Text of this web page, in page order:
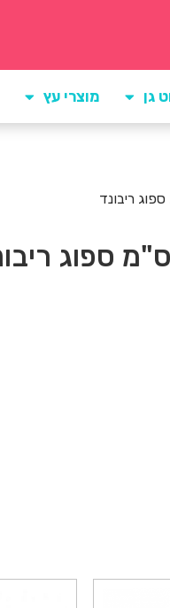
גן מוצרי עץ